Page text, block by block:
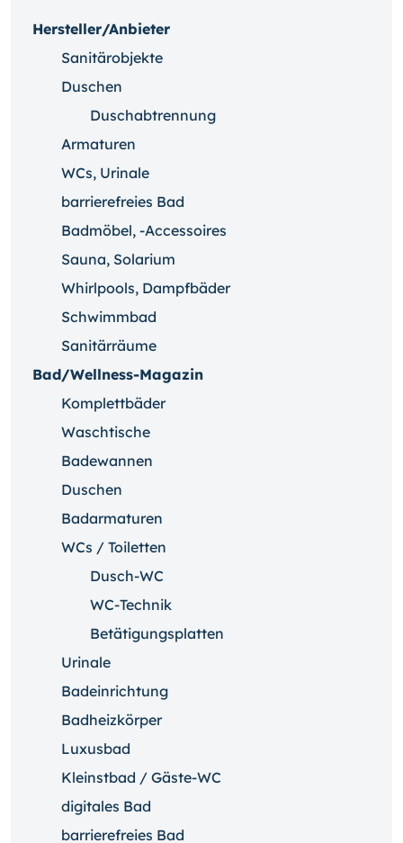
Hersteller/Anbieter
Sanitärobjekte
Duschen
Duschabtrennung
Armaturen
WCs, Urinale
barrierefreies Bad
Badmöbel, -Accessoires
Sauna, Solarium
Whirlpools, Dampfbäder
Schwimmbad
Sanitärräume
Bad/Wellness-Magazin
Komplettbäder
Waschtische
Badewannen
Duschen
Badarmaturen
WCs / Toiletten
Dusch-WC
WC-Technik
Betätigungsplatten
Urinale
Badeinrichtung
Badheizkörper
Luxusbad
Kleinstbad / Gäste-WC
digitales Bad
barrierefreies Bad